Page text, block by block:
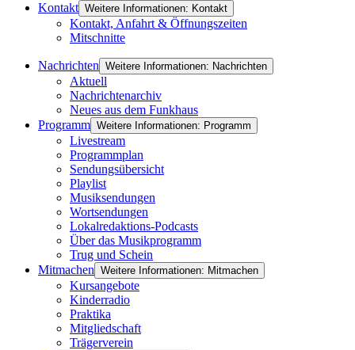
Kontakt Weitere Informationen: Kontakt
Kontakt, Anfahrt & Öffnungszeiten
Mitschnitte
Nachrichten Weitere Informationen: Nachrichten
Aktuell
Nachrichtenarchiv
Neues aus dem Funkhaus
Programm Weitere Informationen: Programm
Livestream
Programmplan
Sendungsübersicht
Playlist
Musiksendungen
Wortsendungen
Lokalredaktions-Podcasts
Über das Musikprogramm
Trug und Schein
Mitmachen Weitere Informationen: Mitmachen
Kursangebote
Kinderradio
Praktika
Mitgliedschaft
Trägerverein